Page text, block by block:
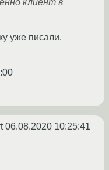
клиент в
уже писали.
06.08.2020 10:25:41